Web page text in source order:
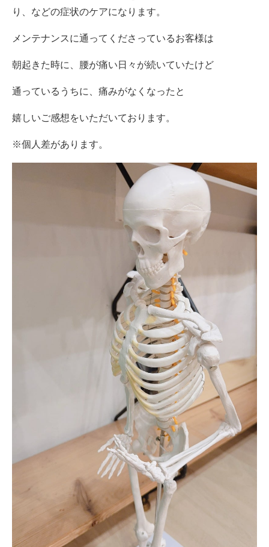
り、などの症状のケアになります。
メンテナンスに通ってくださっているお客様は
朝起きた時に、腰が痛い日々が続いていたけど
通っているうちに、痛みがなくなったと
嬉しいご感想をいただいております。
※個人差があります。